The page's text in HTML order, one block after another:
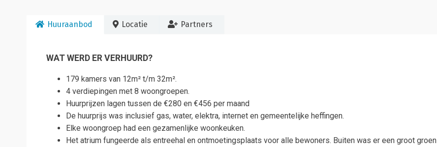
Huuraanbod Locatie Partners
WAT WERD ER VERHUURD?
179 kamers van 12m² t/m 32m².
4 verdiepingen met 8 woongroepen.
Huurprijzen lagen tussen de €280 en €456 per maand
De huurprijs was inclusief gas, water, elektra, internet en gemeentelijke heffingen.
Elke woongroep had een gezamenlijke woonkeuken.
Het atrium fungeerde als entreehal en ontmoetingsplaats voor alle bewoners. Buiten was er een groot groen